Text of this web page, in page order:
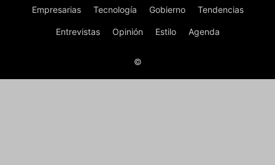
Empresarias Tecnología Gobierno Tendencias
Entrevistas Opinión Estilo Agenda
©